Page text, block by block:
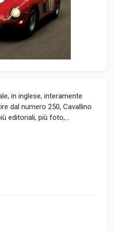
in inglese, interamente
dal numero 250, Cavallino
editoriali, più foto,...